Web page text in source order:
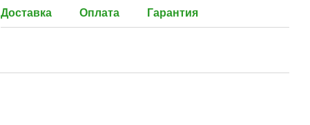
Доставка Оплата Гарантия